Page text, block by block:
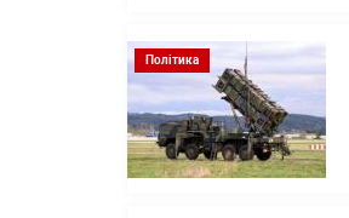
Політика